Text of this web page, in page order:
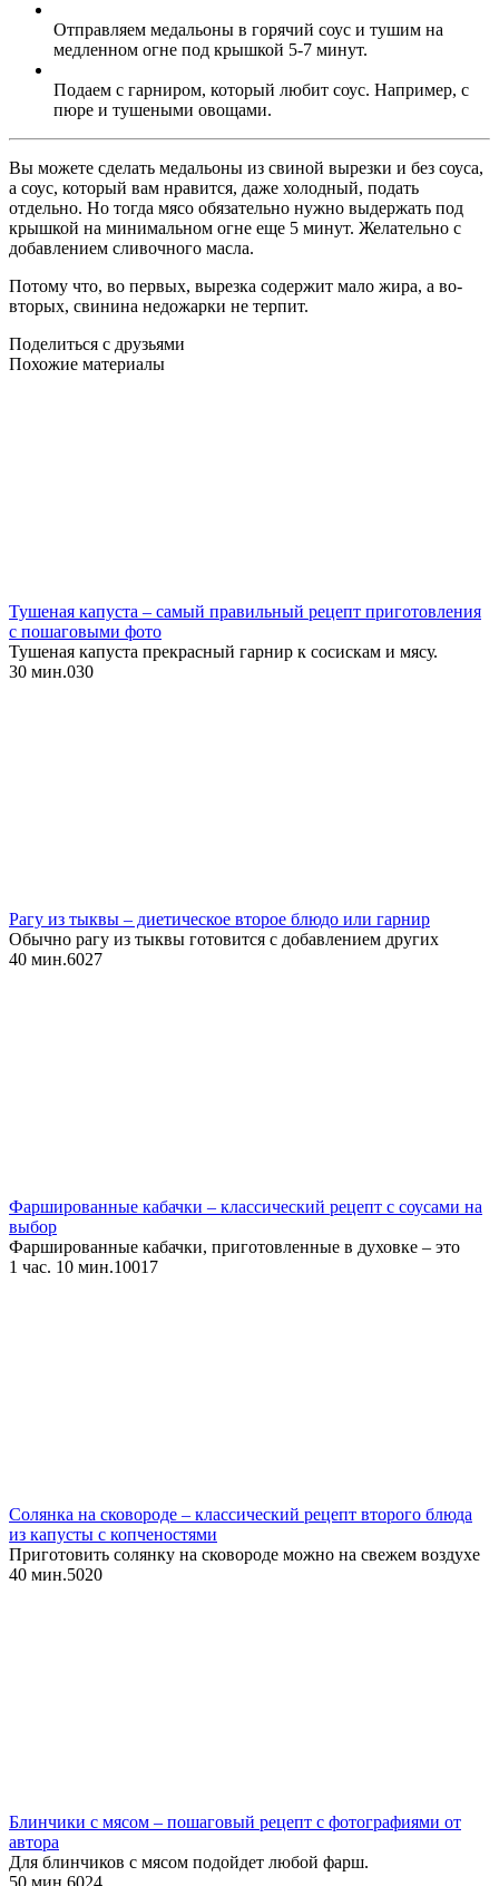
Отправляем медальоны в горячий соус и тушим на
медленном огне под крышкой 5-7 минут.
Подаем с гарниром, который любит соус. Например, с
пюре и тушеными овощами.
Вы можете сделать медальоны из свиной вырезки и без соуса,
а соус, который вам нравится, даже холодный, подать
отдельно. Но тогда мясо обязательно нужно выдержать под
крышкой на минимальном огне еще 5 минут. Желательно с
добавлением сливочного масла.
Потому что, во первых, вырезка содержит мало жира, а во-
вторых, свинина недожарки не терпит.
Поделиться с друзьями
Похожие материалы
Тушеная капуста – самый правильный рецепт приготовления
с пошаговыми фото
Тушеная капуста прекрасный гарнир к сосискам и мясу.
30 мин.030
Рагу из тыквы – диетическое второе блюдо или гарнир
Обычно рагу из тыквы готовится с добавлением других
40 мин.6027
Фаршированные кабачки – классический рецепт с соусами на
выбор
Фаршированные кабачки, приготовленные в духовке – это
1 час. 10 мин.10017
Солянка на сковороде – классический рецепт второго блюда
из капусты с копченостями
Приготовить солянку на сковороде можно на свежем воздухе
40 мин.5020
Блинчики с мясом – пошаговый рецепт с фотографиями от
автора
Для блинчиков с мясом подойдет любой фарш.
50 мин. 6024